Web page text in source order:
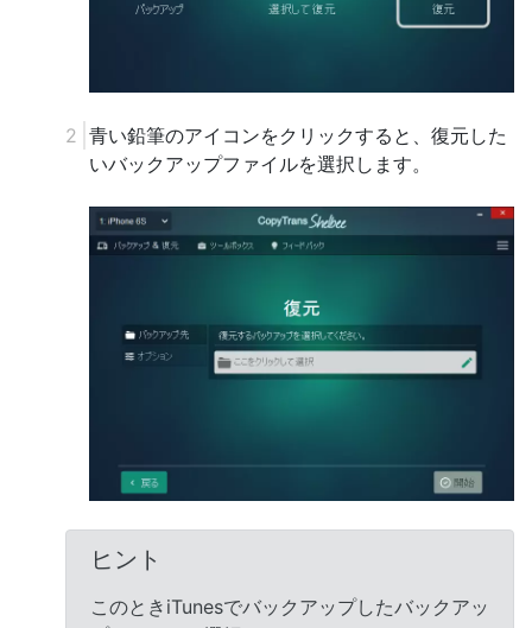
青い鉛筆のアイコンをクリックすると、復元した
いバックアップファイルを選択します。
ヒント
このときiTunesでバックアップしたバックアッ